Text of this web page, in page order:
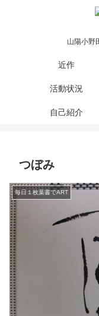
山陽小野
近作
活動状況
自己紹介
つぼみ
毎日１枚葉書でART